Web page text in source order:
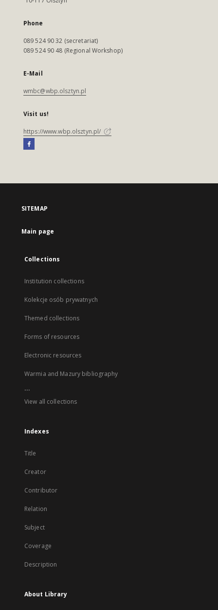
Phone
089 524 90 32 (secretariat)
089 524 90 48 (Regional Workshop)
E-Mail
wmbc@wbp.olsztyn.pl
Visit us!
https://www.wbp.olsztyn.pl/
SITEMAP
Main page
Collections
Institution collections
Kolekcje osób prywatnych
Themed collections
Forms of resources
Electronic resources
Warmia and Mazury bibliography
...
View all collections
Indexes
Title
Creator
Contributor
Relation
Subject
Coverage
Description
About Library